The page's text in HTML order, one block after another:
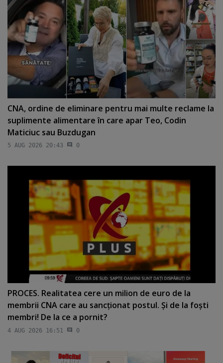
CNA, ordine de eliminare pentru mai multe reclame la
suplimente alimentare în care apar Teo, Codin
Maticiuc sau Buzdugan
5 AUG 2026 20:43 0
PROCES. Realitatea cere un milion de euro de la
membrii CNA care au sancţionat postul. Şi de la foşti
membri! De la ce a pornit?
4 AUG 2026 16:51 0